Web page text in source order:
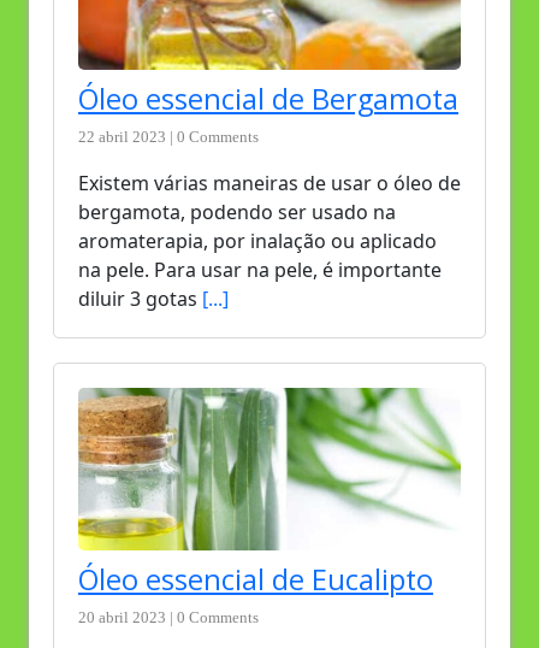
Óleo essencial de Bergamota
22 abril 2023 | 0 Comments
Existem várias maneiras de usar o óleo de
bergamota, podendo ser usado na
aromaterapia, por inalação ou aplicado
na pele. Para usar na pele, é importante
diluir 3 gotas [...]
Óleo essencial de Eucalipto
20 abril 2023 | 0 Comments